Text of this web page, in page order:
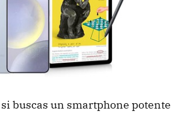
buscas un smartphone potente